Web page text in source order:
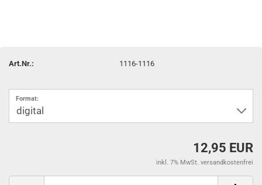
Art.Nr.: 1116-1116
Format:
12,95 EUR
inkl. 7% MwSt. versandkostenfrei